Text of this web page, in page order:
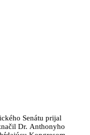
Senátu prijal
Dr. Anthonyho